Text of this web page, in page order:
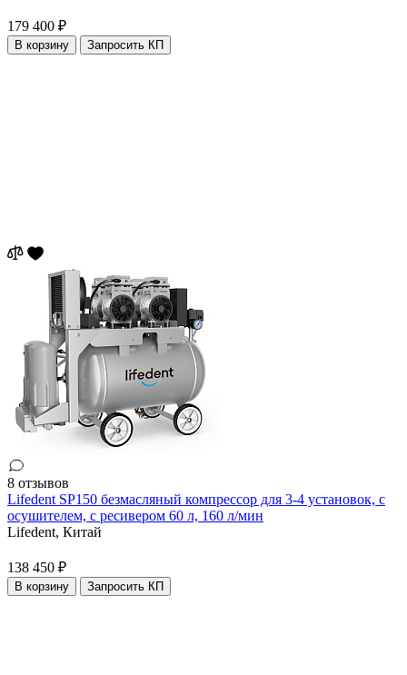
179 400 ₽
В корзину Запросить КП
8 отзывов
Lifedent SP150 безмасляный компрессор для 3-4 установок, с
осушителем, с ресивером 60 л, 160 л/мин
Lifedent, Китай
138 450 ₽
В корзину Запросить КП